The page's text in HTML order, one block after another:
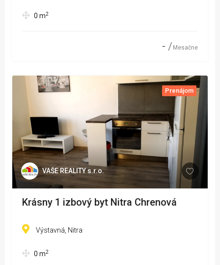
0 m2
- Mesačne
Prenájom
VAŠE REALITY s.r.o.
Krásny 1 izbový byt Nitra Chrenová
Výstavná, Nitra
0 m2